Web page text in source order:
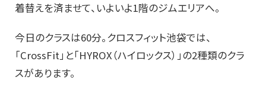
着替えを済ませて、いよいよ1階のジムエリアへ。
今日のクラスは60分。クロスフィット池袋では、
「CrossFit」と「HYROX（ハイロックス）」の2種類のクラ
スがあります。